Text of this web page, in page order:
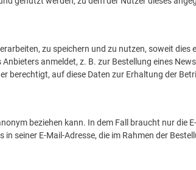
zu speichern und zu nutzen, soweit dies
anmeldet, z. B. zur Bestellung eines
berechtigt, auf diese Daten zur Erhaltung der
beziehen kann. In dem Fall braucht nur die
seiner E-Mail-Adresse, die im Rahmen der